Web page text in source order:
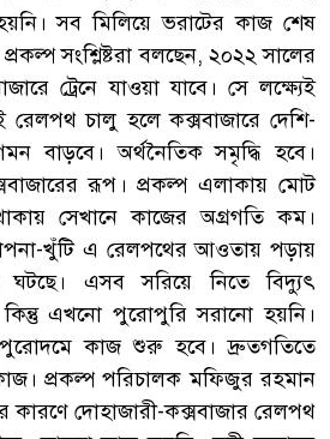
সব মিলিয়ে ভরাটের কাজ শেষ
সংশ্লিষ্টরা বলছেন, ২০২২ সালের
ট্রেনে যাওয়া যাবে। সে লক্ষ্যেই
চালু হলে কক্সবাজারে দেশি-
বাড়বে। অর্থনৈতিক সমৃদ্ধি হবে।
রূপ। প্রকল্প এলাকায় মোট
সেখানে কাজের অগ্রগতি কম।
খুঁটি এ রেলপথের আওতায় পড়ায়
এসব সরিয়ে নিতে বিদ্যুৎ
কিন্তু এখনো পুরোপুরি সরানো হয়নি।
কাজ শুরু হবে। দ্রুতগতিতে
প্রকল্প পরিচালক মফিজুর রহমান
কারণে দোহাজারী-কক্সবাজার রেলপথ